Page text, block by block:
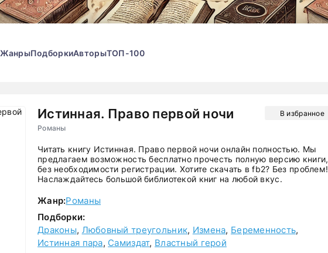
ЖанрыПодборкиАвторыТОП-100
Истинная. Право первой ночи
Романы
В избранное
Читать книгу Истинная. Право первой ночи онлайн полностью. Мы
предлагаем возможность бесплатно прочесть полную версию книги,
без необходимости регистрации. Хотите скачать в fb2? Без проблем!
Наслаждайтесь большой библиотекой книг на любой вкус.
Жанр:Романы
Подборки:
Драконы, Любовный треугольник, Измена, Беременность,
Истинная пара, Самиздат, Властный герой